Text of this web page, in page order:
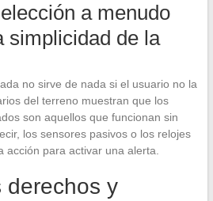
a menudo
simplicidad de la
no sirve de nada si el usuario no la
del terreno muestran que los
son aquellos que funcionan sin
los sensores pasivos o los relojes
acción para activar una alerta.
derechos y